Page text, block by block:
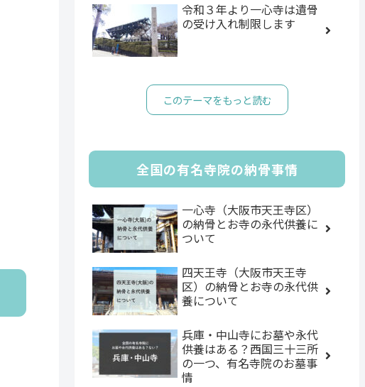
令和３年より一心寺は遺骨
の受け入れ制限します
このテーマをもっと読む
全国の有名寺院の納骨事情
一心寺（大阪市天王寺区）
の納骨とお寺の永代供養に
ついて
四天王寺（大阪市天王寺
区）の納骨とお寺の永代供
養について
兵庫・中山寺にお墓や永代
供養はある？西国三十三所
の一つ、有名寺院のお墓事
情